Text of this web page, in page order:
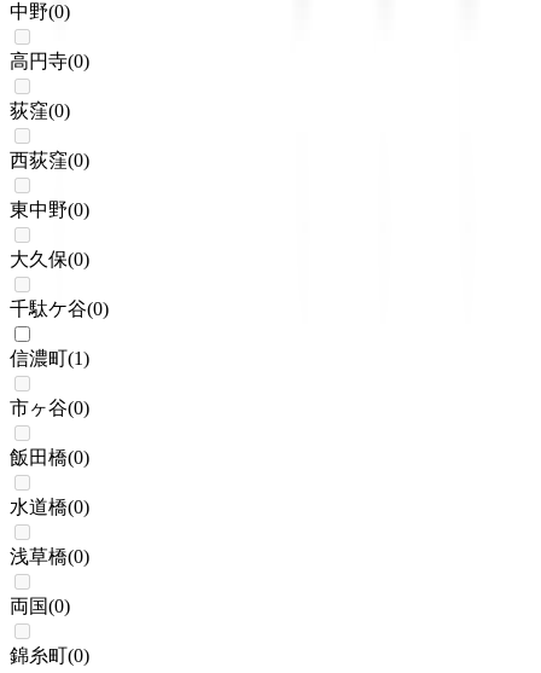
中野(0)
高円寺(0)
荻窪(0)
西荻窪(0)
東中野(0)
大久保(0)
千駄ケ谷(0)
信濃町(1)
市ヶ谷(0)
飯田橋(0)
水道橋(0)
浅草橋(0)
両国(0)
錦糸町(0)